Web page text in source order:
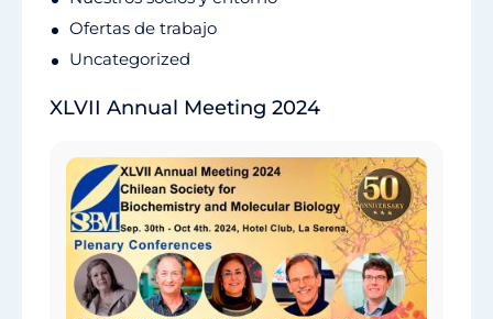
Ofertas de trabajo
Uncategorized
XLVII Annual Meeting 2024